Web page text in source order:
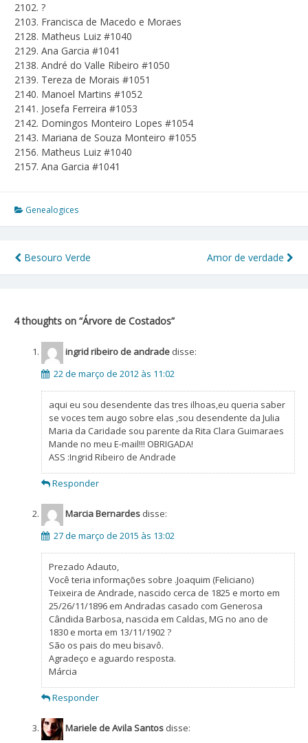
2102. ?
2103. Francisca de Macedo e Moraes
2128. Matheus Luiz #1040
2129. Ana Garcia #1041
2138. André do Valle Ribeiro #1050
2139. Tereza de Morais #1051
2140. Manoel Martins #1052
2141. Josefa Ferreira #1053
2142. Domingos Monteiro Lopes #1054
2143. Mariana de Souza Monteiro #1055
2156. Matheus Luiz #1040
2157. Ana Garcia #1041
Genealogices
Navegação
Post
Besouro Verde Amor de verdade
4 thoughts on “Árvore de Costados”
ingrid ribeiro de andrade disse:
22 de março de 2012 às 11:02
aqui eu sou desendente das tres ilhoas,eu queria saber
se voces tem augo sobre elas ,sou desendente da Julia
Maria da Caridade sou parente da Rita Clara Guimaraes
Mande no meu E-mail!!! OBRIGADA!
ASS :Ingrid Ribeiro de Andrade
Responder
Marcia Bernardes disse:
27 de março de 2015 às 13:02
Prezado Adauto,
Você teria informações sobre .Joaquim (Feliciano)
Teixeira de Andrade, nascido cerca de 1825 e morto em
25/26/11/1896 em Andradas casado com Generosa
Cândida Barbosa, nascida em Caldas, MG no ano de
1830 e morta em 13/11/1902 ?
São os pais do meu bisavô.
Agradeço e aguardo resposta.
Márcia
Responder
Mariele de Avila Santos disse: